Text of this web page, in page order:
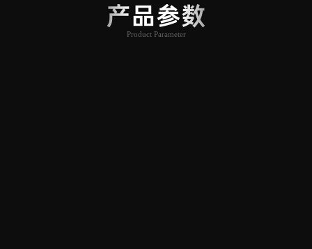
产品参数
Product Parameter